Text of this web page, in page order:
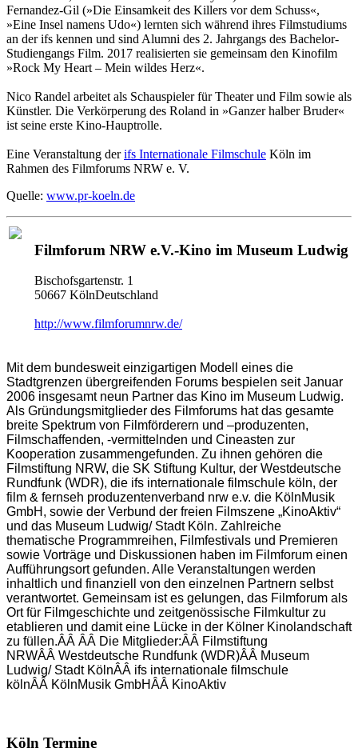
Fernandez-Gil (»Die Einsamkeit des Killers vor dem Schuss«,
»Eine Insel namens Udo«) lernten sich während ihres Filmstudiums
an der ifs kennen und sind Alumni des 2. Jahrgangs des Bachelor-
Studiengangs Film. 2017 realisierten sie gemeinsam den Kinofilm
»Rock My Heart – Mein wildes Herz«.
Nico Randel arbeitet als Schauspieler für Theater und Film sowie als
Künstler. Die Verkörperung des Roland in »Ganzer halber Bruder«
ist seine erste Kino-Hauptrolle.
Eine Veranstaltung derifs Internationale Filmschule Köln im
Rahmen des Filmforums NRW e. V.
Quelle: www.pr-koeln.de
Filmforum NRW e.V.-Kino im Museum Ludwig
Bischofsgartenstr. 1
50667 KölnDeutschland
http://www.filmforumnrw.de/
Mit dem bundesweit einzigartigen Modell eines die
Stadtgrenzen übergreifenden Forums bespielen seit Januar
2006 insgesamt neun Partner das Kino im Museum Ludwig.
Als Gründungsmitglieder des Filmforums hat das gesamte
breite Spektrum von Filmförderern und –produzenten,
Filmschaffenden, -vermittelnden und Cineasten zur
Kooperation zusammengefunden. Zu ihnen gehören die
Filmstiftung NRW, die SK Stiftung Kultur, der Westdeutsche
Rundfunk (WDR), die ifs internationale filmschule köln, der
film & fernseh produzentenverband nrw e.v. die KölnMusik
GmbH, sowie der Verbund der freien Filmszene „KinoAktiv“
und das Museum Ludwig/ Stadt Köln. Zahlreiche
thematische Programmreihen, Filmfestivals und Premieren
sowie Vorträge und Diskussionen haben im Filmforum einen
Aufführungsort gefunden. Alle Veranstaltungen werden
inhaltlich und finanziell von den einzelnen Partnern selbst
verantwortet. Gemeinsam ist es gelungen, das Filmforum als
Ort für Filmgeschichte und zeitgenössische Filmkultur zu
etablieren und damit eine Lücke in der Kölner Kinolandschaft
zu füllen.ÂÂ ÂÂ Die Mitglieder:ÂÂ Filmstiftung
NRWÂÂ Westdeutsche Rundfunk (WDR)ÂÂ Museum
Ludwig/ Stadt KölnÂÂ ifs internationale filmschule
kölnÂÂ KölnMusik GmbHÂÂ KinoAktiv
Köln Termine